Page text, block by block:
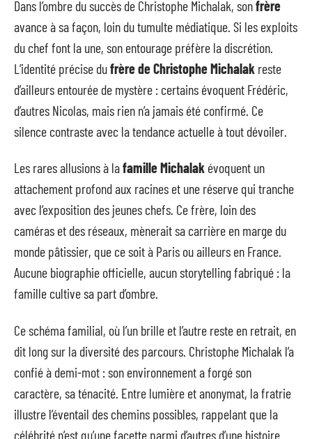
Dans l’ombre du succès de Christophe Michalak, sonfrère
avance à sa façon, loin du tumulte médiatique. Si les exploits
du chef font la une, son entourage préfère la discrétion.
L’identité précise dufrère de Christophe Michalak reste
d’ailleurs entourée de mystère : certains évoquent Frédéric,
d’autres Nicolas, mais rien n’a jamais été confirmé. Ce
silence contraste avec la tendance actuelle à tout dévoiler.
Les rares allusions à lafamille Michalak évoquent un
attachement profond aux racines et une réserve qui tranche
avec l’exposition des jeunes chefs. Ce frère, loin des
caméras et des réseaux, mènerait sa carrière en marge du
monde pâtissier, que ce soit à Paris ou ailleurs en France.
Aucune biographie officielle, aucun storytelling fabriqué : la
famille cultive sa part d’ombre.
Ce schéma familial, où l’un brille et l’autre reste en retrait, en
dit long sur la diversité des parcours. Christophe Michalak l’a
confié à demi-mot : son environnement a forgé son
caractère, sa ténacité. Entre lumière et anonymat, la fratrie
illustre l’éventail des chemins possibles, rappelant que la
célébrité n’est qu’une facette parmi d’autres d’une histoire